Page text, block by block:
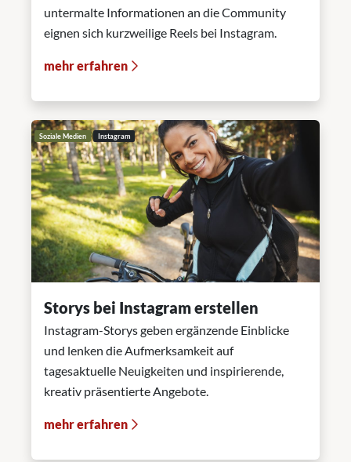
untermalte Informationen an die Community
eignen sich kurzweilige Reels bei Instagram.
mehr erfahren
Soziale Medien Instagram
Storys bei Instagram erstellen
Instagram-Storys geben ergänzende Einblicke
und lenken die Aufmerksamkeit auf
tagesaktuelle Neuigkeiten und inspirierende,
kreativ präsentierte Angebote.
mehr erfahren